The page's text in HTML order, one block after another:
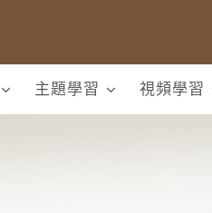
主題學習 視頻學習